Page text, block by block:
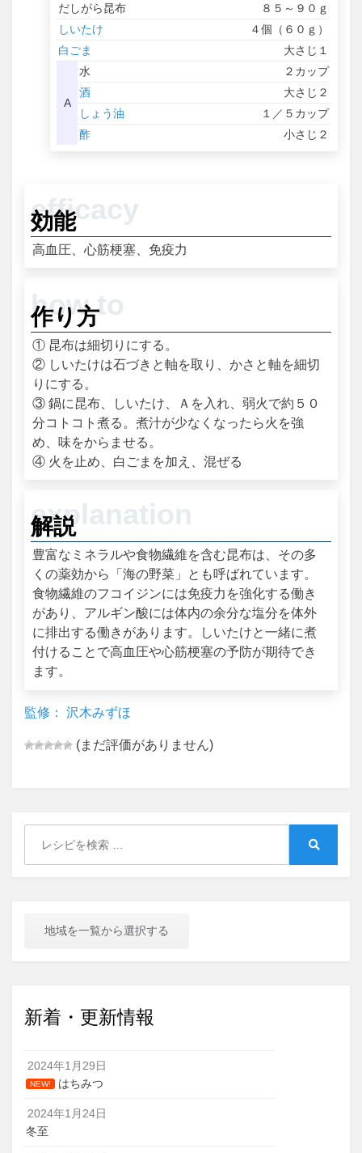
だしがら昆布
８５～９０ｇ
しいたけ
４個（６０ｇ）
白ごま
大さじ１
A
水
２カップ
酒
大さじ２
しょう油
１／５カップ
酢
小さじ２
効能
高血圧、心筋梗塞、免疫力
作り方
① 昆布は細切りにする。
② しいたけは石づきと軸を取り、かさと軸を細切
りにする。
③ 鍋に昆布、しいたけ、Ａを入れ、弱火で約５０
分コトコト煮る。煮汁が少なくなったら火を強
め、味をからませる。
④ 火を止め、白ごまを加え、混ぜる
解説
豊富なミネラルや食物繊維を含む昆布は、その多
くの薬効から「海の野菜」とも呼ばれています。
食物繊維のフコイジンには免疫力を強化する働き
があり、アルギン酸には体内の余分な塩分を体外
に排出する働きがあります。しいたけと一緒に煮
付けることで高血圧や心筋梗塞の予防が期待でき
ます。
監修： 沢木みずほ
(まだ評価がありません)
地域を一覧から選択する
新着・更新情報
2024年1月29日
NEW! はちみつ
2024年1月24日
冬至